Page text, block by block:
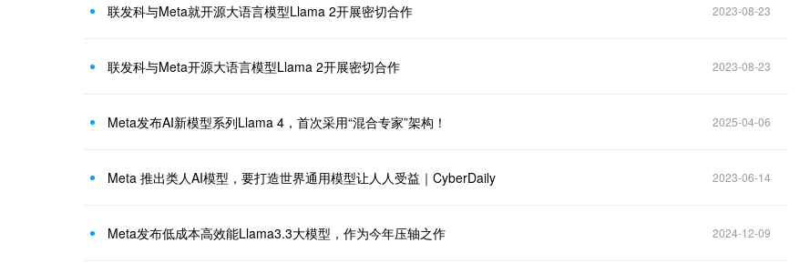
联发科与Meta就开源大语言模型Llama 2开展密切合作 2023-08-23
联发科与Meta开源大语言模型Llama 2开展密切合作 2023-08-23
Meta发布AI新模型系列Llama 4，首次采用“混合专家”架构！ 2025-04-06
Meta 推出类人AI模型，要打造世界通用模型让人人受益｜CyberDaily 2023-06-14
Meta发布低成本高效能Llama3.3大模型，作为今年压轴之作 2024-12-09